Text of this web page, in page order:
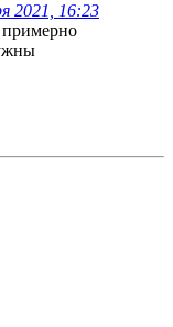
2021, 16:23
примерно